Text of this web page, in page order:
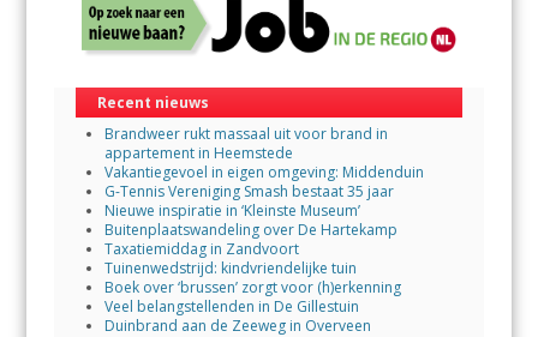
Recent nieuws
Brandweer rukt massaal uit voor brand in
appartement in Heemstede
Vakantiegevoel in eigen omgeving: Middenduin
G-Tennis Vereniging Smash bestaat 35 jaar
Nieuwe inspiratie in ‘Kleinste Museum’
Buitenplaatswandeling over De Hartekamp
Taxatiemiddag in Zandvoort
Tuinenwedstrijd: kindvriendelijke tuin
Boek over ‘brussen’ zorgt voor (h)erkenning
Veel belangstellenden in De Gillestuin
Duinbrand aan de Zeeweg in Overveen